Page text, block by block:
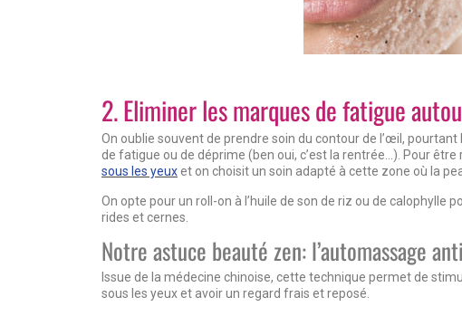
2. Eliminer les marques de fatigue
On oublie souvent de prendre soin du contour de l’œil,
de fatigue ou de déprime (ben oui, c’est la rentrée…). Pour
sous les yeuxet on choisit un soin adapté à cette zone où la
On opte pour un roll-on à l’huile de son de riz ou de
rides et cernes.
Notre astuce beauté zen: l’automassage
Issue de la médecine chinoise, cette technique permet de
sous les yeux et avoir un regard frais et reposé.